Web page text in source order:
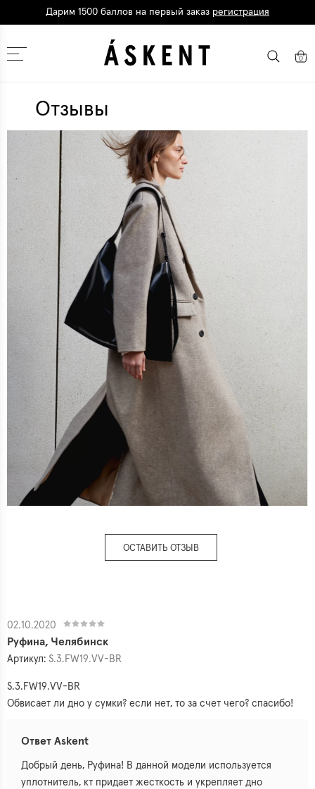
Дарим 1500 баллов на первый заказ регистрация
Москва 0
Отзывы
ОСТАВИТЬ ОТЗЫВ
02.10.2020
Руфина, Челябинск
Артикул: S.3.FW19.VV-BR
S.3.FW19.VV-BR
Обвисает ли дно у сумки? если нет, то за счет чего? спасибо!
Ответ Askent
Добрый день, Руфина! В данной модели используется
уплотнитель, кт придает жесткость и укрепляет дно